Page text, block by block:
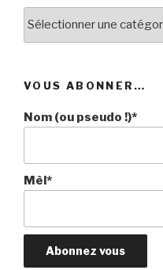
VOUS ABONNER…
Nom (ou pseudo !)*
Mèl*